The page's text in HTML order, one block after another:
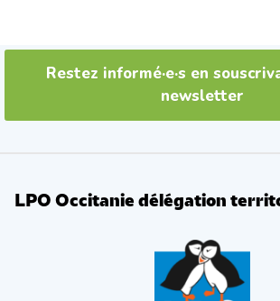
Restez informé·e·s en
newsletter
LPO Occitanie délégation